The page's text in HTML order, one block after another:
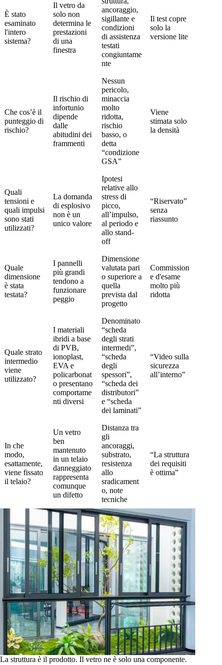
È stato
esaminato
l'intero
sistema?
Il vetro da
solo non
determina le
prestazioni
di una
finestra
ancoraggio,
sigillante e
condizioni
di assistenza
testati
congiuntame
nte
Il test copre
solo la
versione lite
Che cos’è il
punteggio di
rischio?
Il rischio di
infortunio
dipende
dalle
abitudini dei
frammenti
Nessun
pericolo,
minaccia
molto
ridotta,
rischio
basso, o
detta
“condizione
GSA”
Viene
stimata solo
la densità
Quali
tensioni e
quali impulsi
sono stati
utilizzati?
La domanda
di esplosivo
non è un
unico valore
Ipotesi
relative allo
stress di
picco,
all’impulso,
al periodo e
allo stand-
off
“Riservato”
senza
riassunto
Quale
dimensione
è stata
testata?
I pannelli
più grandi
tendono a
funzionare
peggio
Dimensione
valutata pari
o superiore a
quella
prevista dal
progetto
Commission
e d'esame
molto più
ridotta
Quale strato
intermedio
viene
utilizzato?
I materiali
ibridi a base
di PVB,
ionoplast,
EVA e
policarbonat
o presentano
comportame
nti diversi
Denominato
“scheda
degli strati
intermedi”,
“scheda
degli
spessori”,
“scheda dei
distributori”
e “scheda
dei laminati”
“Video sulla
sicurezza
all’interno”
In che
modo,
esattamente,
viene fissato
il telaio?
Un vetro
ben
mantenuto
in un telaio
danneggiato
rappresenta
comunque
un difetto
Distanza tra
gli
ancoraggi,
substrato,
resistenza
allo
sradicament
o, note
tecniche
“La struttura
dei requisiti
è ottima”
La struttura è il prodotto. Il vetro ne è solo una componente.